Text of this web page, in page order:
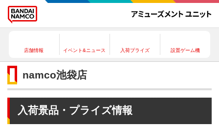
店舗情報 イベント&ニュース 入荷プライズ 設置ゲーム機
namco池袋店
入荷景品・プライズ情報